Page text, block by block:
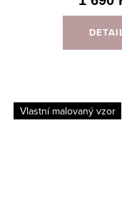
Vlastní malovaný vzor